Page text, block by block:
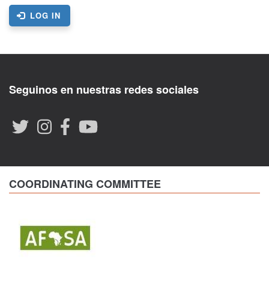
LOG IN
Seguinos en nuestras redes sociales
COORDINATING COMMITTEE